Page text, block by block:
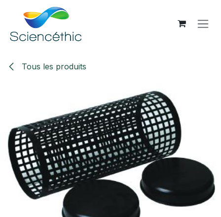
Se rendre au contenu
Tous les produits